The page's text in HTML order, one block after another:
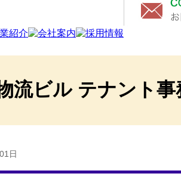
流ビル テナント
日